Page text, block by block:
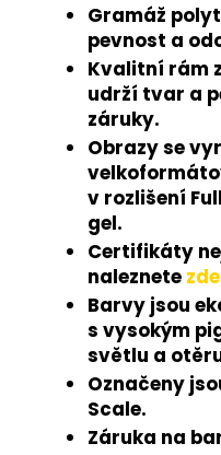
Gramáž
pevnost a
Kvalitní rám
udrží tvar a
záruky.
Obrazy se
v rozlišení
gel.
Certifikáty
naleznete
Barvy jsou
s vysokým
světlu a
Označeny
Scale.
Záruka na